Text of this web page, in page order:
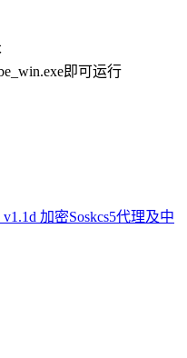
即可运行
加密Soskcs5代理及中